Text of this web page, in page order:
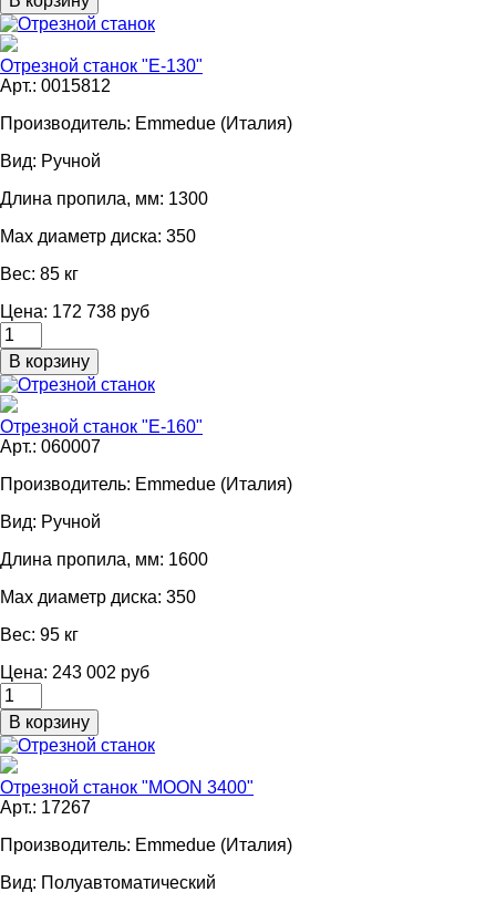
Отрезной станок "E-130"
Арт.: 0015812
Производитель: Emmedue (Италия)
Вид: Ручной
Длина пропила, мм: 1300
Мах диаметр диска: 350
Вес: 85 кг
Цена: 172 738 руб
Отрезной станок "E-160"
Арт.: 060007
Производитель: Emmedue (Италия)
Вид: Ручной
Длина пропила, мм: 1600
Мах диаметр диска: 350
Вес: 95 кг
Цена: 243 002 руб
Отрезной станок "MOON 3400"
Арт.: 17267
Производитель: Emmedue (Италия)
Вид: Полуавтоматический